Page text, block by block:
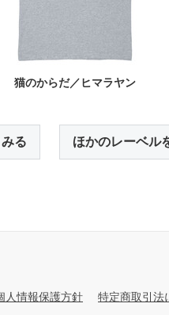
猫のからだ／ヒマラヤン
る ほかのレーベル
人情報保護方針 特定商取引法